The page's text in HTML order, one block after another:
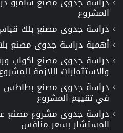
المشروع
دراسة جدوى مصنع بلك
أهمية دراسة جدوى مصنع
دراسة جدوى مصنع اكواب
والاستثمارات اللازمة
دراسة جدوى مصنع بطاطس
في تقييم المشروع
دراسة جدوى مشروع مصنع
المستشار بسعر منافس